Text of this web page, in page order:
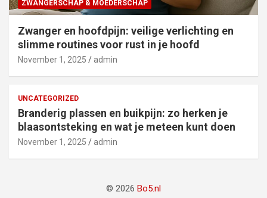
ZWANGERSCHAP & MOEDERSCHAP
Zwanger en hoofdpijn: veilige verlichting en
slimme routines voor rust in je hoofd
November 1, 2025 admin
UNCATEGORIZED
Branderig plassen en buikpijn: zo herken je
blaasontsteking en wat je meteen kunt doen
November 1, 2025 admin
© 2026 Bo5.nl